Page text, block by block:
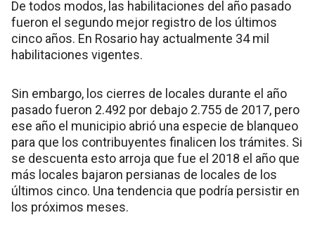
De todos modos, las habilitaciones del año pasado
fueron el segundo mejor registro de los últimos
cinco años. En Rosario hay actualmente 34 mil
habilitaciones vigentes.
Sin embargo, los cierres de locales durante el año
pasado fueron 2.492 por debajo 2.755 de 2017, pero
ese año el municipio abrió una especie de blanqueo
para que los contribuyentes finalicen los trámites. Si
se descuenta esto arroja que fue el 2018 el año que
más locales bajaron persianas de locales de los
últimos cinco. Una tendencia que podría persistir en
los próximos meses.